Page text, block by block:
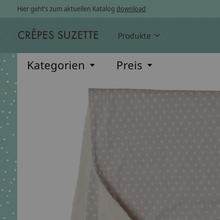
Hier geht’s zum aktuellen Katalog download
Produkte
Kategorien Preis